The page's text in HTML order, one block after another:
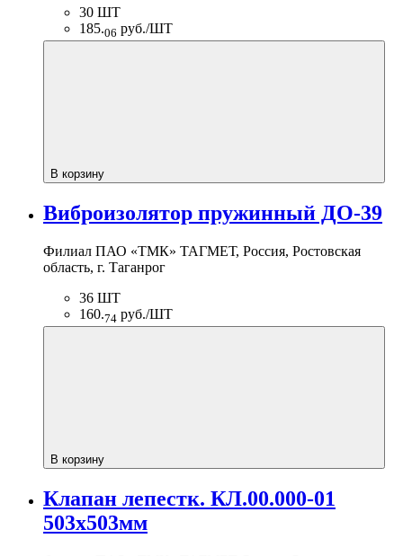
30 ШТ
185.06 руб./ШТ
В корзину
Виброизолятор пружинный ДО-39
Филиал ПАО «ТМК» ТАГМЕТ, Россия, Ростовская
область, г. Таганрог
36 ШТ
160.74 руб./ШТ
В корзину
Клапан лепестк. КЛ.00.000-01
503х503мм